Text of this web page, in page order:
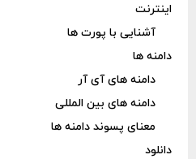
اینترنت
آشنایی با پورت ها
دامنه ها
دامنه های آی آر
دامنه های بین المللی
معنای پسوند دامنه ها
دانلود